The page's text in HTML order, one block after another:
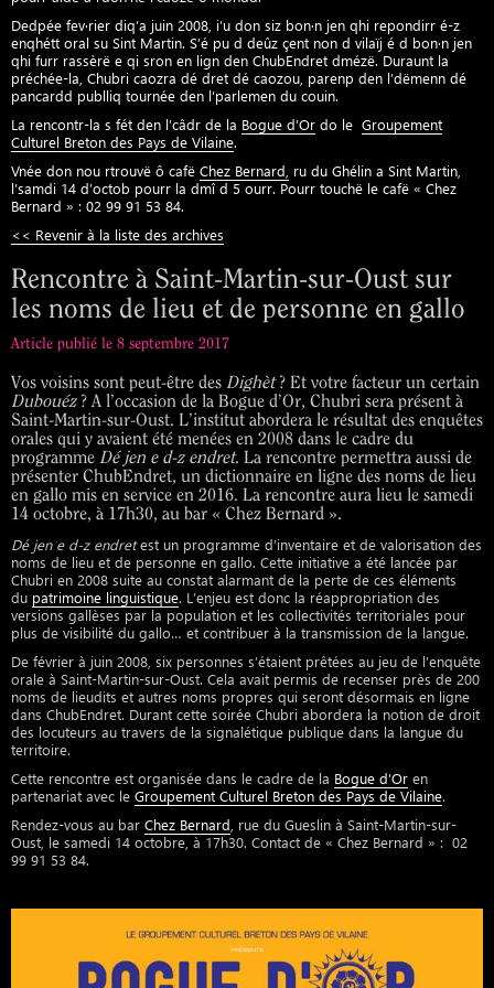
Dedpée fev·rier diq’a juin 2008, i’u don siz bon·n jen qhi repondirr é-z
enqhétt oral su Sint Martin. S’é pu d deûz çent non d vilaïj é d bon·n jen
qhi furr rassèrë e qi sron en lign den ChubEndret dmézë. Duraunt la
préchée-la, Chubri caozra dé dret dé caozou, parenp den l’dëmenn dé
pancardd publliq tournée den l’parlemen du couin.
La rencontr-la s fét den l’câdr de la Bogue d’Or do le Groupement
Culturel Breton des Pays de Vilaine.
Vnée don nou rtrouvë ô cafë Chez Bernard, ru du Ghélin a Sint Martin,
l’samdi 14 d’octob pourr la dmî d 5 ourr. Pourr touchë le cafë « Chez
Bernard » : 02 99 91 53 84.
<< Revenir à la liste des archives
Rencontre à Saint-Martin-sur-Oust sur
les noms de lieu et de personne en gallo
Article publié le 8 septembre 2017
Vos voisins sont peut-être des Dighèt? Et votre facteur un certain
Dubouéz? A l’occasion de la Bogue d’Or, Chubri sera présent à
Saint-Martin-sur-Oust. L’institut abordera le résultat des enquêtes
orales qui y avaient été menées en 2008 dans le cadre du
programme Dé jen e d-z endret. La rencontre permettra aussi de
présenter ChubEndret, un dictionnaire en ligne des noms de lieu
en gallo mis en service en 2016. La rencontre aura lieu le samedi
14 octobre, à 17h30, au bar « Chez Bernard ».
Dé jen e d-z endretest un programme d’inventaire et de valorisation des
noms de lieu et de personne en gallo. Cette initiative a été lancée par
Chubri en 2008 suite au constat alarmant de la perte de ces éléments
du patrimoine linguistique. L’enjeu est donc la réappropriation des
versions gallèses par la population et les collectivités territoriales pour
plus de visibilité du gallo… et contribuer à la transmission de la langue.
De février à juin 2008, six personnes s’étaient prêtées au jeu de l’enquête
orale à Saint-Martin-sur-Oust. Cela avait permis de recenser près de 200
noms de lieudits et autres noms propres qui seront désormais en ligne
dans ChubEndret. Durant cette soirée Chubri abordera la notion de droit
des locuteurs au travers de la signalétique publique dans la langue du
territoire.
Cette rencontre est organisée dans le cadre de la Bogue d’Or en
partenariat avec le Groupement Culturel Breton des Pays de Vilaine.
Rendez-vous au bar Chez Bernard , rue du Gueslin à Saint-Martin-sur-
Oust, le samedi 14 octobre, à 17h30. Contact de « Chez Bernard » : 02
99 91 53 84.